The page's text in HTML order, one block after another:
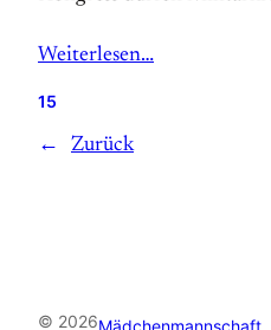
Weiterlesen…
15
← Zurück
© 2026Mädchenmannschaft